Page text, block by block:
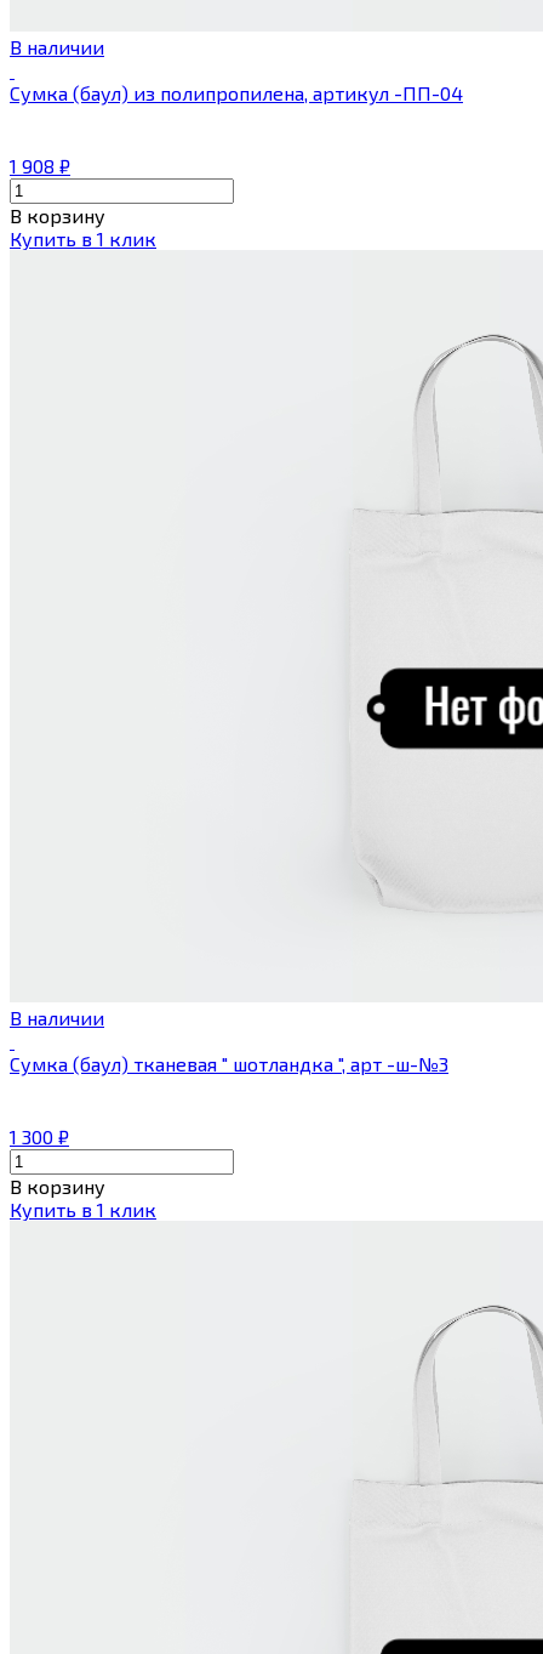
В наличии
Сумка (баул) из полипропилена, артикул -ПП-04
1 908 ₽
В корзину
Купить в 1 клик
В наличии
Сумка (баул) тканевая " шотландка ", арт -ш-№3
1 300 ₽
В корзину
Купить в 1 клик